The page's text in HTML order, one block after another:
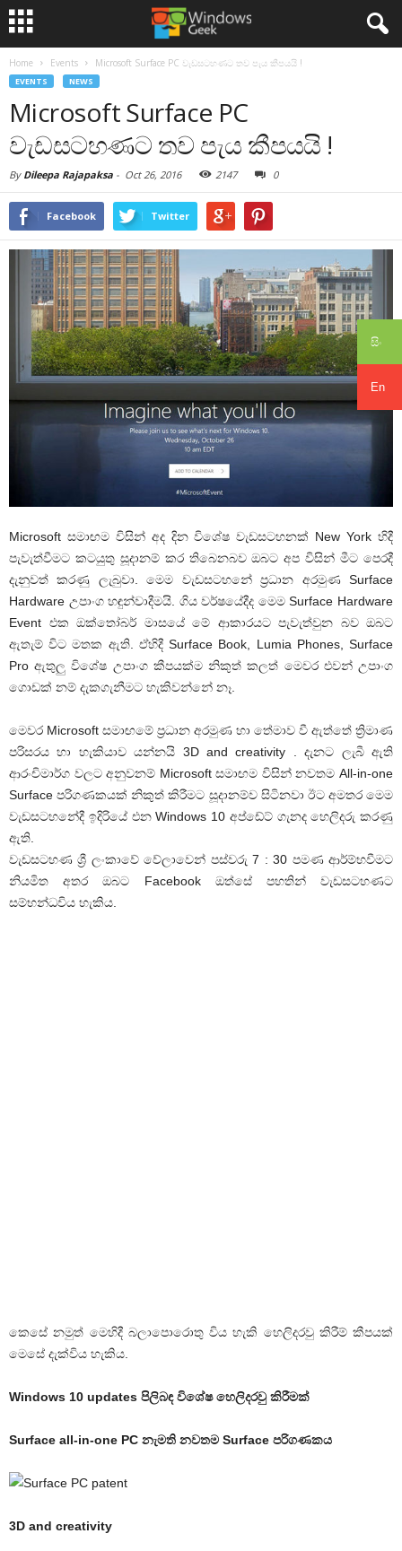
සිං
En
Home Events Microsoft Surface PC වැඩසටහණට තව පැය කීපයයි !
EVENTS NEWS
Microsoft Surface PC
වැඩසටහණට තව පැය කීපයයි !
By Dileepa Rajapaksa - Oct 26, 2016 2147 0
Facebook Twitter
Microsoft සමාඟම විසින් අද දින විශේෂ වැඩසටහනක් New York හිදී
පැවැත්වීමට කටයුතු සූදානම් කර තිබෙනබව ඔබට අප විසින් මීට පෙරදී
දැනුවත් කරණු ලැබුවා. මෙම වැඩසටහනේ ප්‍රධාන අරමුණ Surface
Hardware උපාංග හඳුන්වාදීමයි. ගිය වර්ෂයේදීද මෙම Surface Hardware
Event එක ඔක්තෝබර් මාසයේ මේ ආකාරයට පැවැත්වුන බව ඔබට
ඇතැම් විට මතක ඇති. ඒහිදී Surface Book, Lumia Phones, Surface
Pro ඇතුලු විශේෂ උපාංග කීපයක්ම නිකුත් කලත් මෙවර එවන් උපාංග
ගොඩක් නම් දැකගැනීමට හැකිවන්නේ නෑ.
මෙවර Microsoft සමාඟමේ ප්‍රධාන අරමුණ හා තේමාව වී ඇත්තේ ත්‍රිමාණ
පරිසරය හා හැකියාව යන්නයි 3D and creativity . දැනට ලැබී ඇති
ආරංචිමාර්ග වලට අනුවනම් Microsoft සමාඟම විසින් නවතම All-in-one
Surface පරිගණකයක් නිකුත් කිරීමට සූදානම්ව සිටිනවා ඊට අමතර මෙම
වැඩසටහනේදී ඉදිරියේ එන Windows 10 අප්ඩේට් ගැනද හෙලිදරු කරණු
ඇති.
වැඩසටහණ ශ්‍රී ලංකාවේ වේලාවෙන් පස්වරු 7 : 30 පමණ ආර්ම්භවීමට
නියමිත අතර ඔබට Facebook ඔත්සේ පහතින් වැඩසටහණට
සම්භන්ධවිය හැකිය.
කෙසේ නමුත් මෙහිදී බලාපොරොතු විය හැකි හෙලිදරවු කිරීම් කීපයක්
මෙසේ දැක්විය හැකිය.
Windows 10 updates පිලිබඳ විශේෂ හෙලිදරවු කිරීමක්
Surface all-in-one PC නැමති නවතම Surface පරිගණකය
3D and creativity